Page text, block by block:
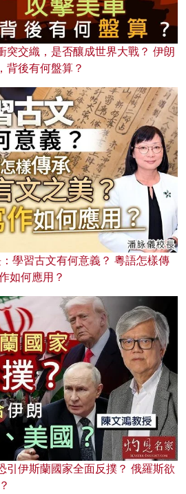
突交織，是否釀成世界大戰？ 伊朗
背後有何盤算？
學習古文有何意義？ 粵語怎樣傳
如何應用？
引伊斯蘭國家全面反撲？ 俄羅斯欲